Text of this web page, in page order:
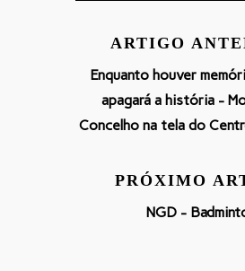
ARTIGO
Enquanto houver
apagará a história -
Concelho na tela do
PRÓXIMO
NGD -